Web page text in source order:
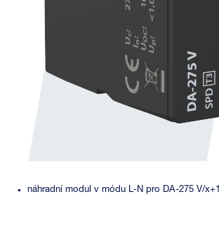
náhradní modul v módu L-N pro DA-275 V/x+1